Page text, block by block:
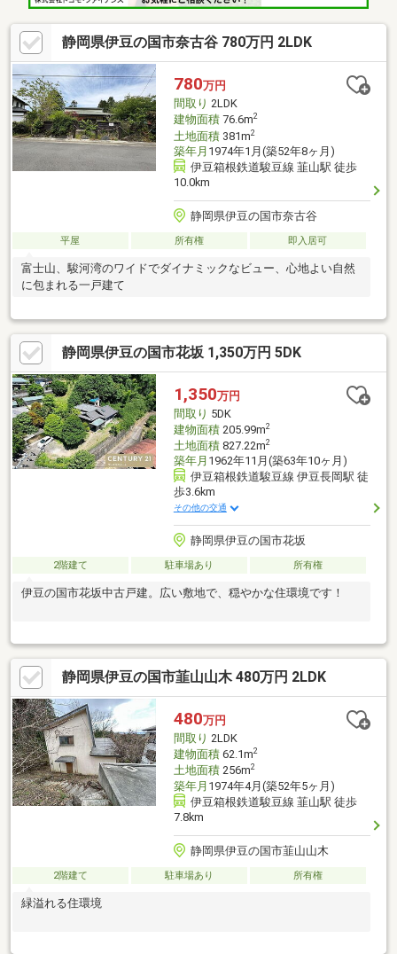
静岡県伊豆の国市奈古谷 780万円 2LDK
780万円
間取り 2LDK
建物面積76.6m2
土地面積381m2
築年月 1974年1月(築52年8ヶ月)
伊豆箱根鉄道駿豆線 韮山駅 徒歩
10.0km
静岡県伊豆の国市奈古谷
平屋 所有権 即入居可
富士山、駿河湾のワイドでダイナミックなビュー、心地よい自然
に包まれる一戸建て
静岡県伊豆の国市花坂 1,350万円 5DK
1,350万円
間取り 5DK
建物面積205.99m2
土地面積827.22m2
築年月 1962年11月(築63年10ヶ月)
伊豆箱根鉄道駿豆線 伊豆長岡駅 徒
歩3.6km
その他の交通
静岡県伊豆の国市花坂
2階建て 駐車場あり 所有権
伊豆の国市花坂中古戸建。広い敷地で、穏やかな住環境です！
静岡県伊豆の国市韮山山木 480万円 2LDK
480万円
間取り 2LDK
建物面積62.1m2
土地面積256m2
築年月 1974年4月(築52年5ヶ月)
伊豆箱根鉄道駿豆線 韮山駅 徒歩
7.8km
静岡県伊豆の国市韮山山木
2階建て 駐車場あり 所有権
緑溢れる住環境